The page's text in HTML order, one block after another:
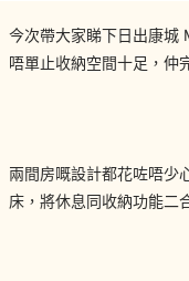
今次帶大家睇下日出康城
唔單止收納空間十足，仲
兩間房嘅設計都花咗唔少
床，將休息同收納功能